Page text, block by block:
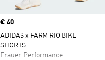
Price
€ 40
ADIDAS x FARM RIO BIKE
SHORTS
Frauen Performance